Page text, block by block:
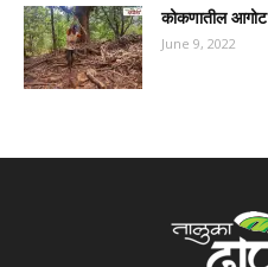
कोकणातील आगोट
June 9, 2022